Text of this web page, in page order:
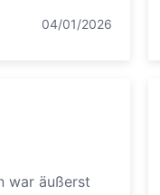
04/01/2026
war äußerst